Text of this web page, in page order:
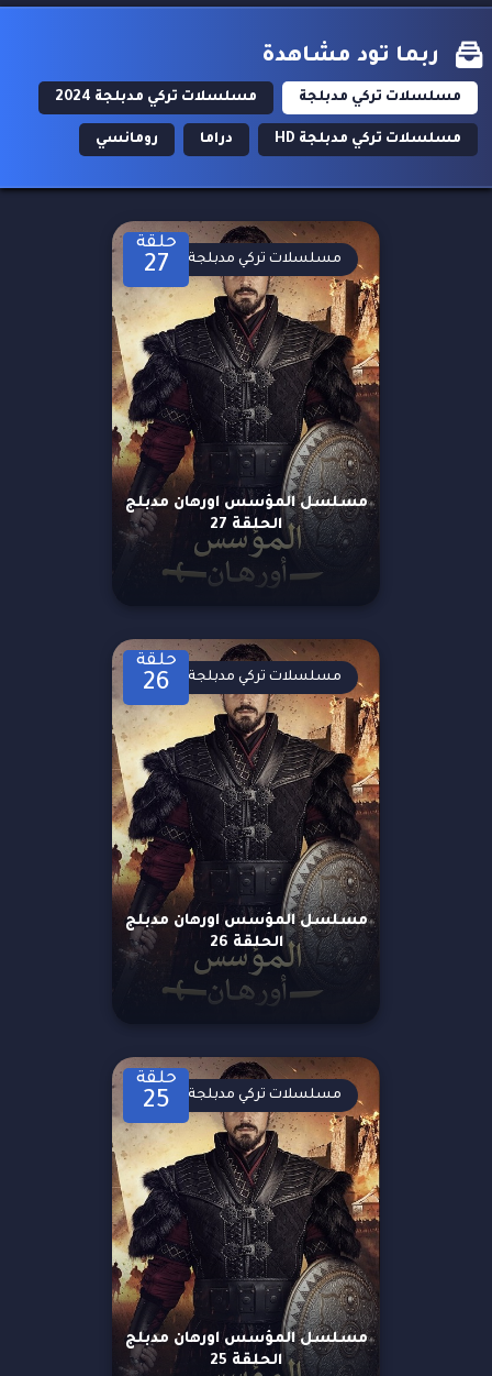
ربما تود مشاهدة
مسلسلات تركي مدبلجة مسلسلات تركي مدبلجة 2024
مسلسلات تركي مدبلجة HD دراما رومانسي
حلقة
27
مسلسل المؤسس اورهان مدبلج
الحلقة 27
مسلسلات تركي مدبلجة
حلقة
26
مسلسل المؤسس اورهان مدبلج
الحلقة 26
مسلسلات تركي مدبلجة
حلقة
25
مسلسل المؤسس اورهان مدبلج
الحلقة 25
مسلسلات تركي مدبلجة